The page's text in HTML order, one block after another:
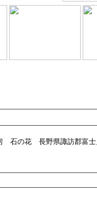
石の花 長野県諏訪郡富